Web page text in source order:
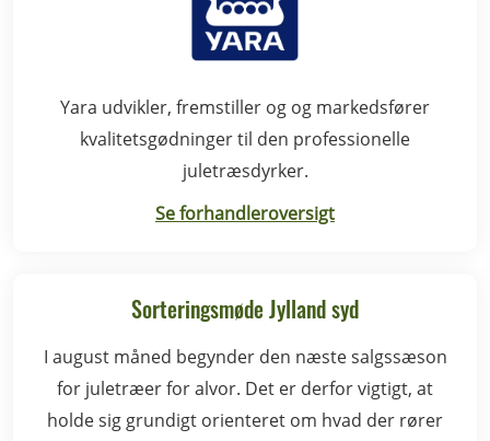
Yara udvikler, fremstiller og og markedsfører
kvalitetsgødninger til den professionelle
juletræsdyrker.
Se forhandleroversigt
Sorteringsmøde Jylland syd
I august måned begynder den næste salgssæson
for juletræer for alvor. Det er derfor vigtigt, at
holde sig grundigt orienteret om hvad der rører